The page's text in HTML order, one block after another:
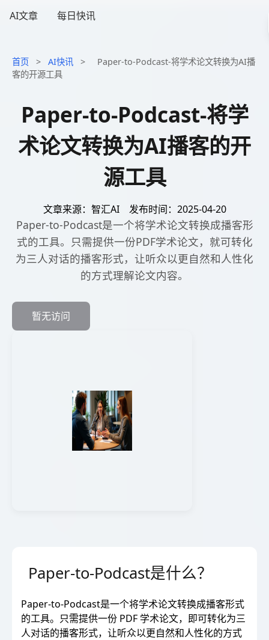
AI文章 每日快讯
首页 > AI快讯 >
Paper-to-Podcast-将学术论文转换为AI播
客的开源工具
Paper-to-Podcast-将学
术论文转换为AI播客的开
源工具
文章来源：智汇AI 发布时间：2025-04-20
Paper-to-Podcast是一个将学术论文转换成播客形
式的工具。只需提供一份PDF学术论文，就可转化
为三人对话的播客形式，让听众以更自然和人性化
的方式理解论文内容。
暂无访问
Paper-to-Podcast是什么？
Paper-to-Podcast是一个将学术论文转换成播客形式
的工具。只需提供一份 PDF 学术论文，即可转化为三
人对话的播客形式，让听众以更自然和人性化的方式